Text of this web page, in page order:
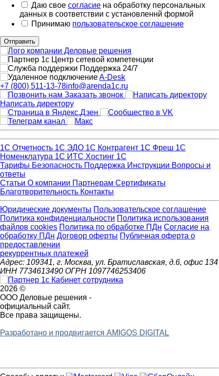
Даю свое согласие на обработку персональных
данных в соответствии с установленнй формой
Принимаю пользовательское соглашение
Отправить
Поддержка 24/7
A-Desk
+7 (800) 511-13-78info@arenda1c.ru
Заказать звонок
Написать директору
1С Отчетность 1С ЭДО 1С Контрагент 1С Фреш 1С
Номенклатура 1С ИТС Хостинг 1С
Тарифы Безопасность Поддержка Инструкции Вопросы и
ответы
Статьи О компании Партнерам Сертификаты
Благотворительность Контакты
Юридические документы Пользовательское соглашение
Политика конфиденциальности Политика использования
файлов cookies Политика по обработке ПДн Cогласие на
обработку ПДн Договор оферты Публичная оферта о
предоставлении
рекуррентных платежей
Адрес: 109341, г. Москва, ул. Братиславская, д.6, офис 134
ИНН 7734613490 ОГРН 1097746253406
2026 ©
ООО Деловые решения -
официальный сайт.
Все права защищены.
Разработано и продвигается AMIGOS DIGITAL